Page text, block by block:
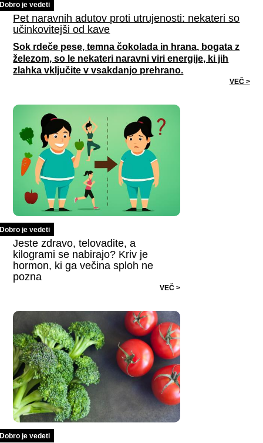
Dobro je vedeti
Pet naravnih adutov proti utrujenosti: nekateri so
učinkovitejši od kave
Sok rdeče pese, temna čokolada in hrana, bogata z
železom, so le nekateri naravni viri energije, ki jih
zlahka vključite v vsakdanjo prehrano.
VEČ >
Dobro je vedeti
Jeste zdravo, telovadite, a
kilogrami se nabirajo? Kriv je
hormon, ki ga večina sploh ne
pozna
VEČ >
Dobro je vedeti